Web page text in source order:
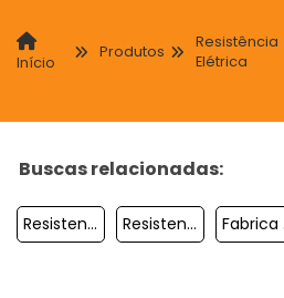
Início
Produtos
Resistência
Elétrica
Buscas relacionadas:
Resistencias Eletricas Industriais Resistencia Eletrica Marmiteiro